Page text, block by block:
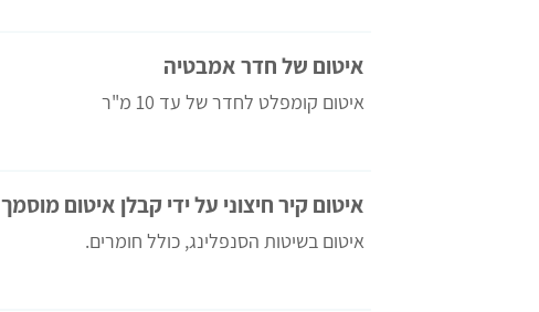
איטום של חדר אמבטיה
איטום קומפלט לחדר של עד 10 מ"ר
איטום קיר חיצוני על ידי קבלן איטום מוסמך
איטום בשיטות הסנפלינג, כולל חומרים.